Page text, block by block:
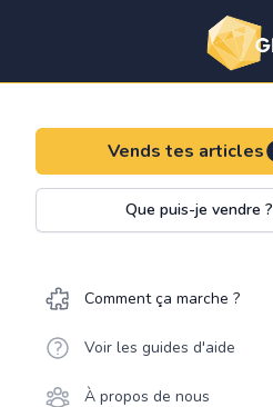
Vends tes articles
Que puis-je vendre ?
Comment ça marche ?
Voir les guides d'aide
À propos de nous